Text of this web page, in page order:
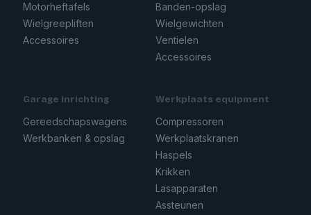
Motorheftafels
Wielgreepliften
Accessoires
Banden-opslag
Wielgewichten
Ventielen
Accessoires
Garage inrichting
Gereedschapswagens
Werkbanken & opslag
Werkplaats equipment
Compressoren
Werkplaatskranen
Haspels
Krikken
Lasapparaten
Assteunen